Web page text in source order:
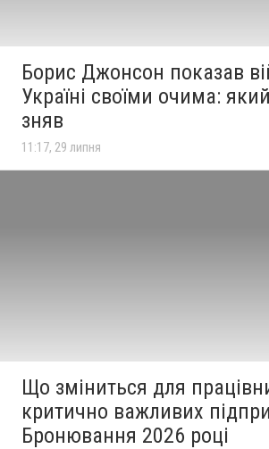
Борис Джонсон показав
Україні своїми очима:
зняв
11:17, 29 липня
Що зміниться для
критично важливих
Бронювання 2026 році